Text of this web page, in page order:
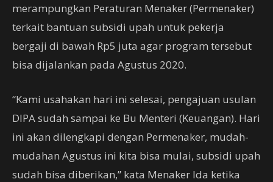
merampungkan Peraturan Menaker (Permenaker)
terkait bantuan subsidi upah untuk pekerja
bergaji di bawah Rp5 juta agar program tersebut
bisa dijalankan pada Agustus 2020.
“Kami usahakan hari ini selesai, pengajuan usulan
DIPA sudah sampai ke Bu Menteri (Keuangan). Hari
ini akan dilengkapi dengan Permenaker, mudah-
mudahan Agustus ini kita bisa mulai, subsidi upah
sudah bisa diberikan,” kata Menaker Ida ketika